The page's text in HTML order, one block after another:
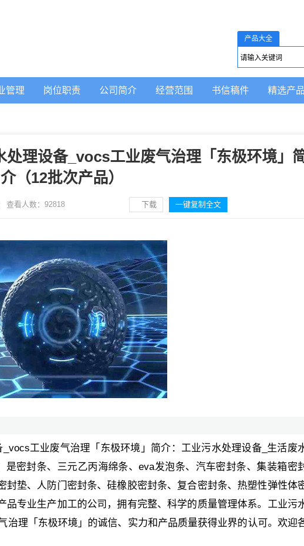
产品大全
管理 岗位职责 公司简介 经营范围 书信稿件 精选产品
处理设备_vocs工业废气治理「东极环境」
介（12批次产品）
查看人数： 92818 下载 一键复制全文
工业废气治理「东极环境」简介：工业污水处理设备_生活废
密封条、三元乙丙海绵条、eva发泡条、汽车密封条、集装箱密
封垫、人防门密封条、硅橡胶密封条、复合密封条、热塑性弹性体
品专业生产加工的公司，拥有完整、科学的质量管理体系。工业污
治理「东极环境」的诚信、实力和产品质量获得业界的认可。欢迎